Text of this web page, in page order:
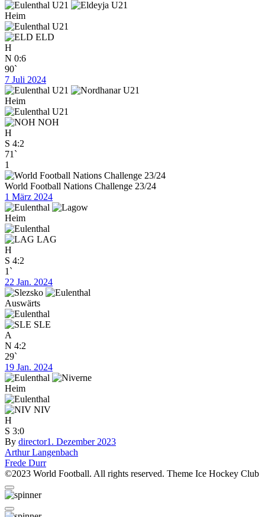
Heim
ELD
H
N 0:6
90`
7 Juli 2024
Heim
NOH
H
S 4:2
71`
1
World Football Nations Challenge 23/24
1 März 2024
Heim
LAG
H
S 4:2
1`
22 Jan. 2024
Auswärts
SLE
A
N 4:2
29`
19 Jan. 2024
Heim
NIV
H
S 3:0
By director1. Dezember 2023
Beitragsnavigation
Arthur Langenbach
Frede Durr
©2023 World Football. All rights reserved. Theme Ice Hockey Club